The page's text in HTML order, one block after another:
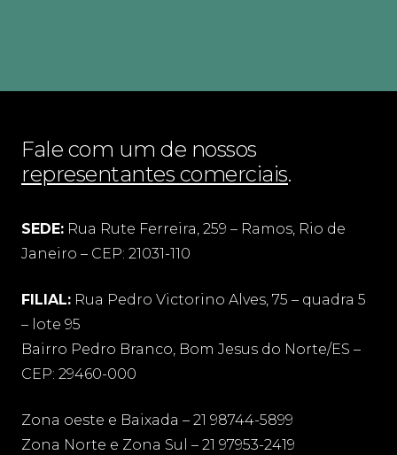
Fale com um de nossos
representantes comerciais.
SEDE: Rua Rute Ferreira, 259 – Ramos, Rio de
Janeiro – CEP: 21031-110
FILIAL: Rua Pedro Victorino Alves, 75 – quadra 5
– lote 95
Bairro Pedro Branco, Bom Jesus do Norte/ES –
CEP: 29460-000
Zona oeste e Baixada – 21 98744-5899
Zona Norte e Zona Sul – 21 97953-2419